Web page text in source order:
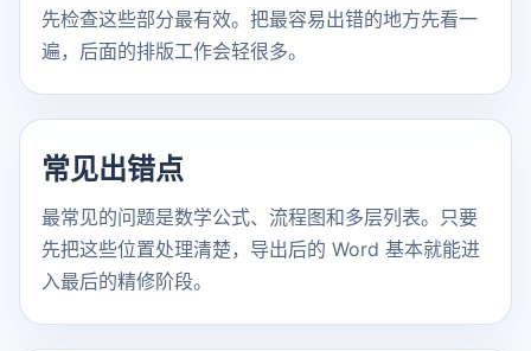
先检查这些部分最有效。把最容易出错的地方先看一
遍，后面的排版工作会轻很多。
常见出错点
最常见的问题是数学公式、流程图和多层列表。只要
先把这些位置处理清楚，导出后的 Word 基本就能进
入最后的精修阶段。